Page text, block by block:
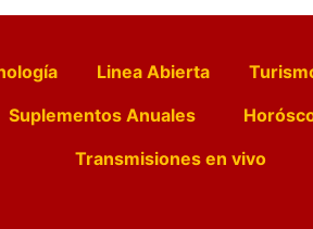
Linea Abierta
Suplementos Anuales
Transmisiones en vivo